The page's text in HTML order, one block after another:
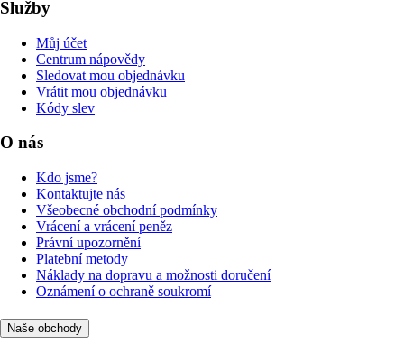
Služby
Můj účet
Centrum nápovědy
Sledovat mou objednávku
Vrátit mou objednávku
Kódy slev
O nás
Kdo jsme?
Kontaktujte nás
Všeobecné obchodní podmínky
Vrácení a vrácení peněz
Právní upozornění
Platební metody
Náklady na dopravu a možnosti doručení
Oznámení o ochraně soukromí
Naše obchody